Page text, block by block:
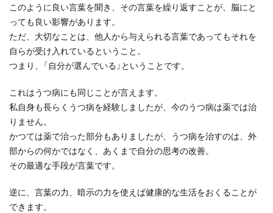
このように良い言葉を聞き、その言葉を繰り返すことが、脳にと
っても良い影響があります。
ただ、大切なことは、他人から与えられる言葉であってもそれを
自らが受け入れているということ。
つまり、「自分が選んでいる」ということです。
これはうつ病にも同じことが言えます。
私自身も長らくうつ病を経験しましたが、今のうつ病は薬では治
りません。
かつては薬で治った部分もありましたが、うつ病を治すのは、外
部からの何かではなく、あくまで自分の思考の改善。
その最適な手段が言葉です。
逆に、言葉の力、暗示の力を使えば健康的な生活をおくることが
できます。